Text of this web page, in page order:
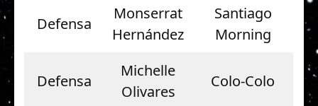
Defensa
Monserrat
Hernández
Santiago
Morning
Defensa
Michelle
Olivares
Colo-Colo